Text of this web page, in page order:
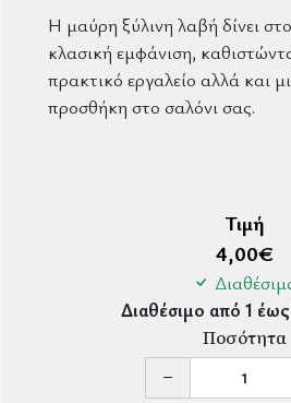
Η μαύρη ξύλινη λαβή δίνει
κλασική εμφάνιση,
πρακτικό εργαλείο αλλά και
προσθήκη στο σαλόνι σας.
Τιμή
4,00€
Διαθέσιμο από 1
Ποσότητα